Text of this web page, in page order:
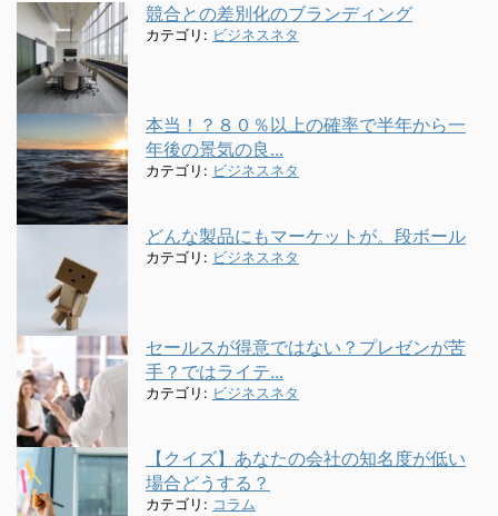
競合との差別化のブランディング
カテゴリ: ビジネスネタ
本当！？８０％以上の確率で半年から一
年後の景気の良...
カテゴリ: ビジネスネタ
どんな製品にもマーケットが。段ボール
カテゴリ: ビジネスネタ
セールスが得意ではない？プレゼンが苦
手？ではライテ...
カテゴリ: ビジネスネタ
【クイズ】あなたの会社の知名度が低い
場合どうする？
カテゴリ: コラム